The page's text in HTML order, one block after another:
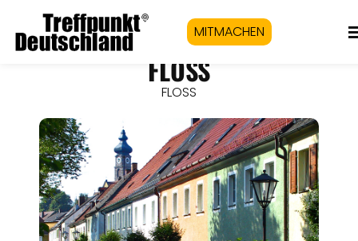
MITMACHEN
FLOSS
FLOSS